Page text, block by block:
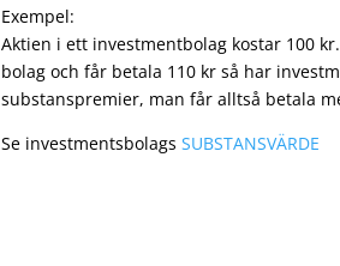
Exempel:
Aktien i ett investmentbolag kostar 100
bolag och får betala 110 kr så har
substanspremier, man får alltså betala
Se investmentsbolagsSUBSTANSVÄRDE